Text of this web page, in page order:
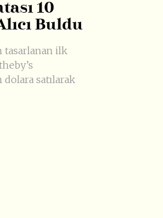
10
Buldu
tasarlanan ilk
satılarak